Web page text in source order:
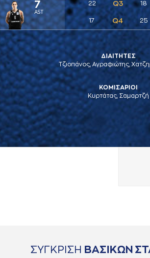
7
AST
22 Q3 18
17 Q4 25
ΔΙΑΙΤΗΤΕΣ
Τζιοπάνος, Αγραφιώτης,
ΚΟΜΙΣΑΡΙΟΙ
Κυρτάτας, Σαμαρτζή
ΣΥΓΚΡΙΣΗ ΒΑΣΙΚΩΝ